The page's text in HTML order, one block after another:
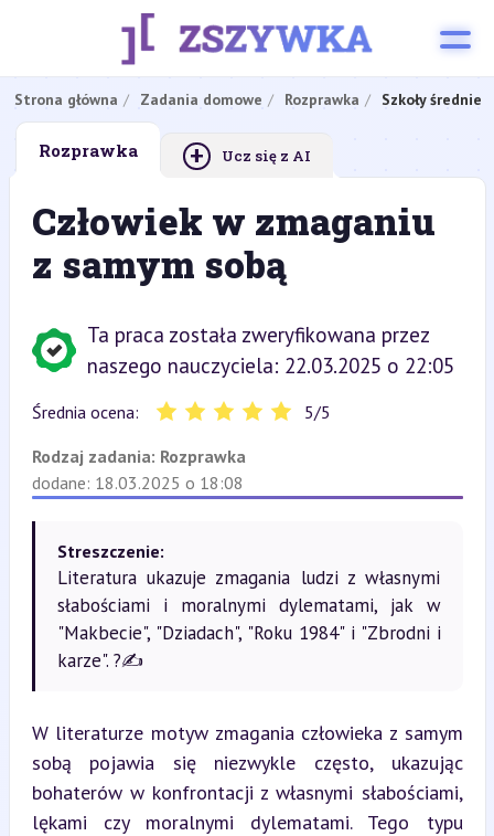
Strona główna Zadania domowe Rozprawka Szkoły średnie
Rozprawka + Ucz się z AI
Człowiek w zmaganiu
z samym sobą
Ta praca została zweryfikowana przez
naszego nauczyciela: 22.03.2025 o 22:05
Średnia ocena: 5/5
Rodzaj zadania: Rozprawka
dodane: 18.03.2025 o 18:08
Streszczenie:
Literatura ukazuje zmagania ludzi z własnymi
słabościami i moralnymi dylematami, jak w
"Makbecie", "Dziadach", "Roku 1984" i "Zbrodni i
karze". ?✍️
W literaturze motyw zmagania człowieka z samym
sobą pojawia się niezwykle często, ukazując
bohaterów w konfrontacji z własnymi słabościami,
lękami czy moralnymi dylematami. Tego typu